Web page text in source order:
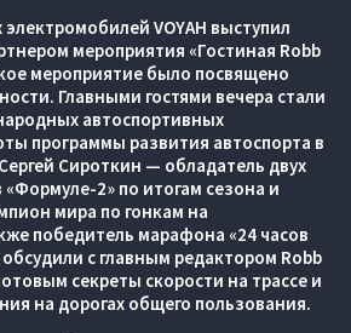
VOYAH выступил
мероприятия «Гостиная Robb
мероприятие было посвящено
Главными гостями вечера стали
автоспортивных
программы развития автоспорта в
Сироткин — обладатель двух
2» по итогам сезона и
мира по гонкам на
победитель марафона «24 часов
с главным редактором Robb
секреты скорости на трассе и
на дорогах общего пользования.